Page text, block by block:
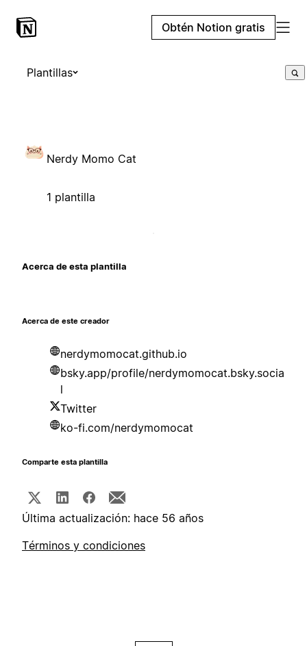
Obtén Notion gratis
Plantillas
Nerdy Momo Cat
1 plantilla
Acerca de esta plantilla
Acerca de este creador
nerdymomocat.github.io
bsky.app/profile/nerdymomocat.bsky.socia
l
Twitter
ko-fi.com/nerdymomocat
Comparte esta plantilla
Última actualización: hace 56 años
Términos y condiciones